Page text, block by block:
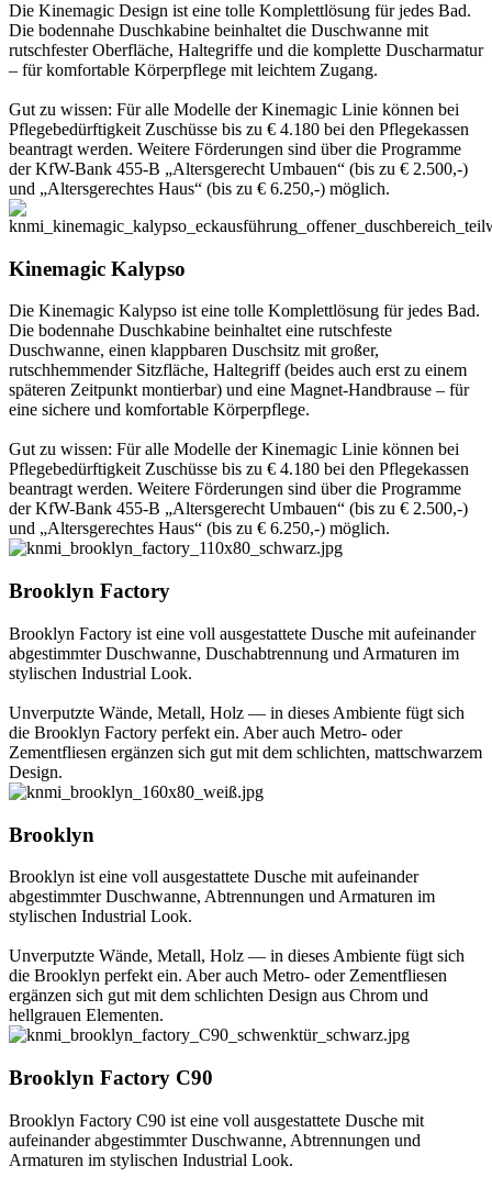
Die Kinemagic Design ist eine tolle Komplettlösung für jedes Bad.
Die bodennahe Duschkabine beinhaltet die Duschwanne mit
rutschfester Oberfläche, Haltegriffe und die komplette Duscharmatur
– für komfortable Körperpflege mit leichtem Zugang.
Gut zu wissen: Für alle Modelle der Kinemagic Linie können bei
Pflegebedürftigkeit Zuschüsse bis zu € 4.180 bei den Pflegekassen
beantragt werden. Weitere Förderungen sind über die Programme
der KfW-Bank 455-B „Altersgerecht Umbauen“ (bis zu € 2.500,-)
und „Altersgerechtes Haus“ (bis zu € 6.250,-) möglich.
Kinemagic Kalypso
Die Kinemagic Kalypso ist eine tolle Komplettlösung für jedes Bad.
Die bodennahe Duschkabine beinhaltet eine rutschfeste
Duschwanne, einen klappbaren Duschsitz mit großer,
rutschhemmender Sitzfläche, Haltegriff (beides auch erst zu einem
späteren Zeitpunkt montierbar) und eine Magnet-Handbrause – für
eine sichere und komfortable Körperpflege.
Gut zu wissen: Für alle Modelle der Kinemagic Linie können bei
Pflegebedürftigkeit Zuschüsse bis zu € 4.180 bei den Pflegekassen
beantragt werden. Weitere Förderungen sind über die Programme
der KfW-Bank 455-B „Altersgerecht Umbauen“ (bis zu € 2.500,-)
und „Altersgerechtes Haus“ (bis zu € 6.250,-) möglich.
Brooklyn Factory
Brooklyn Factory ist eine voll ausgestattete Dusche mit aufeinander
abgestimmter Duschwanne, Duschabtrennung und Armaturen im
stylischen Industrial Look.
Unverputzte Wände, Metall, Holz — in dieses Ambiente fügt sich
die Brooklyn Factory perfekt ein. Aber auch Metro- oder
Zementfliesen ergänzen sich gut mit dem schlichten, mattschwarzem
Design.
Brooklyn
Brooklyn ist eine voll ausgestattete Dusche mit aufeinander
abgestimmter Duschwanne, Abtrennungen und Armaturen im
stylischen Industrial Look.
Unverputzte Wände, Metall, Holz — in dieses Ambiente fügt sich
die Brooklyn perfekt ein. Aber auch Metro- oder Zementfliesen
ergänzen sich gut mit dem schlichten Design aus Chrom und
hellgrauen Elementen.
Brooklyn Factory C90
Brooklyn Factory C90 ist eine voll ausgestattete Dusche mit
aufeinander abgestimmter Duschwanne, Abtrennungen und
Armaturen im stylischen Industrial Look.